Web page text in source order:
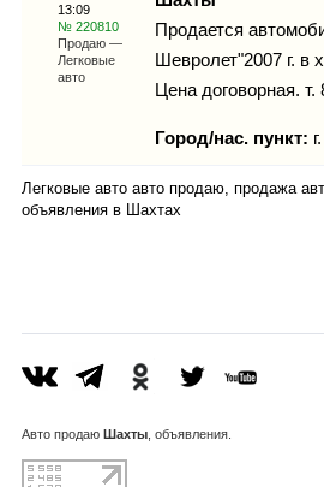
Инфо
Гороскоп
13:09
№ 220810
Продаю —
Легковые
авто
Продается
Шевролет"2007 г. в
Цена договорная. т.
Город/нас. пункт: г.
Легковые авто авто продаю, продажа
объявления в Шахтах
Авто продаю Шахты, объявления.